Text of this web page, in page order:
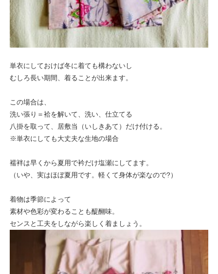
単衣にしておけば冬に着ても構わないし
むしろ長い期間、着ることが出来ます。
この場合は、
洗い張り＝袷を解いて、洗い、仕立てる
八掛を取って、居敷当（いしきあて）だけ付ける。
※単衣にしても大丈夫な生地の場合
襦袢は早くから夏用で衿だけ塩瀬にしてます。
（いや、実はほぼ夏用です。軽くて身体が楽なので?）
着物は季節によって
素材や色彩が変わることも醍醐味。
センスと工夫をしながら楽しく着ましょう。